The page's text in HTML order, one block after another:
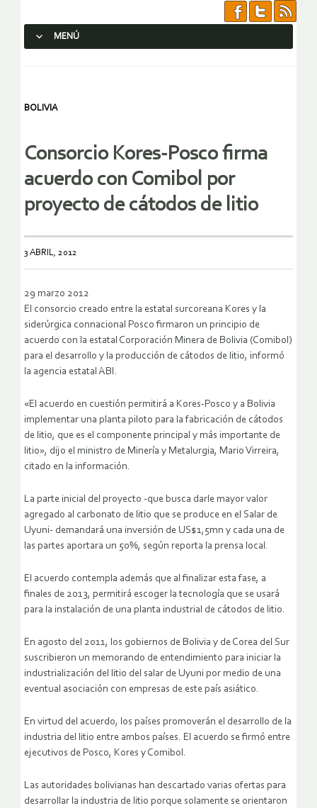
MENÚ
BOLIVIA
Consorcio Kores-Posco firma
acuerdo con Comibol por
proyecto de cátodos de litio
3 ABRIL, 2012
29 marzo 2012
El consorcio creado entre la estatal surcoreana Kores y la
siderúrgica connacional Posco firmaron un principio de
acuerdo con la estatal Corporación Minera de Bolivia (Comibol)
para el desarrollo y la producción de cátodos de litio, informó
la agencia estatal ABI.
«El acuerdo en cuestión permitirá a Kores-Posco y a Bolivia
implementar una planta piloto para la fabricación de cátodos
de litio, que es el componente principal y más importante de
litio», dijo el ministro de Minería y Metalurgia, Mario Virreira,
citado en la información.
La parte inicial del proyecto -que busca darle mayor valor
agregado al carbonato de litio que se produce en el Salar de
Uyuni- demandará una inversión de US$1,5mn y cada una de
las partes aportara un 50%, según reporta la prensa local.
El acuerdo contempla además que al finalizar esta fase, a
finales de 2013, permitirá escoger la tecnología que se usará
para la instalación de una planta industrial de cátodos de litio.
En agosto del 2011, los gobiernos de Bolivia y de Corea del Sur
suscribieron un memorando de entendimiento para iniciar la
industrialización del litio del salar de Uyuni por medio de una
eventual asociación con empresas de este país asiático.
En virtud del acuerdo, los países promoverán el desarrollo de la
industria del litio entre ambos países. El acuerdo se firmó entre
ejecutivos de Posco, Kores y Comibol.
Las autoridades bolivianas han descartado varias ofertas para
desarrollar la industria de litio porque solamente se orientaron